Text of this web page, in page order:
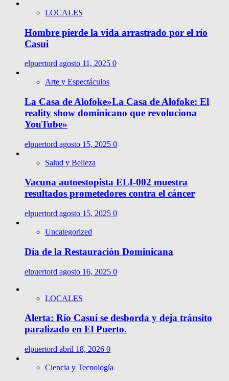
LOCALES
Hombre pierde la vida arrastrado por el río
Casui
elpuertord agosto 11, 2025 0
Arte y Espectáculos
La Casa de Alofoke»La Casa de Alofoke: El
reality show dominicano que revoluciona
YouTube»
elpuertord agosto 15, 2025 0
Salud y Belleza
Vacuna autoestopista ELI-002 muestra
resultados prometedores contra el cáncer
elpuertord agosto 15, 2025 0
Uncategorized
Día de la Restauración Dominicana
elpuertord agosto 16, 2025 0
LOCALES
Alerta: Río Casuí se desborda y deja tránsito
paralizado en El Puerto.
elpuertord abril 18, 2026 0
Ciencia y Tecnología